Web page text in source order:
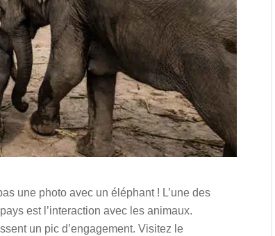
une photo avec un éléphant ! L’une des
est l’interaction avec les animaux.
un pic d’engagement. Visitez le